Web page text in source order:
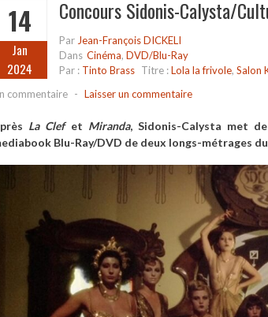
14
Jan
2024
Concours Sidonis-Calysta/
Par Jean-François DICKELI
Dans Cinéma, DVD/Blu-Ray
Par : Tinto Brass Titre :Lola la frivole, Salon
commentaire - Laisser un commentaire
La Clefet Miranda, Sidonis-Calysta met
Blu-Ray/DVD de deux longs-métrages